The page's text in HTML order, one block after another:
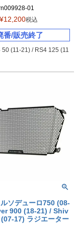
01
¥12,200税込
番/販売終了
(11-21) / RS4 125 (11
ソデューロ750 (08-
900 (18-21) / Shiv
17) ラジエーター